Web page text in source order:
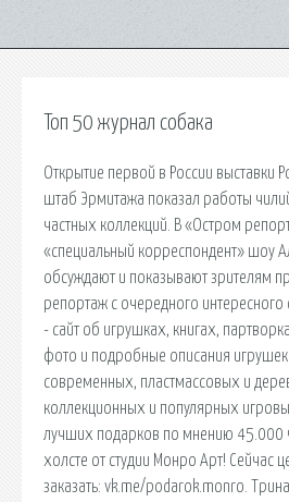
Топ 50 журнал собака
Открытие первой в России выставки
штаб Эрмитажа показал работы
частных коллекций. В «Остром
«специальный корреспондент» шоу
обсуждают и показывают зрителям
репортаж с очередного интересного
- сайт об игрушках, книгах,
фото и подробные описания
современных, пластмассовых и
коллекционных и популярных
лучших подарков по мнению 45.000
холсте от студии Монро Арт! Сейчас
заказать: vk.me/podarok.monro.